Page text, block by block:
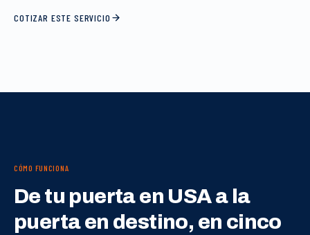
COTIZAR ESTE SERVICIO
CÓMO FUNCIONA
De tu puerta en USA a la
puerta en destino, en cinco